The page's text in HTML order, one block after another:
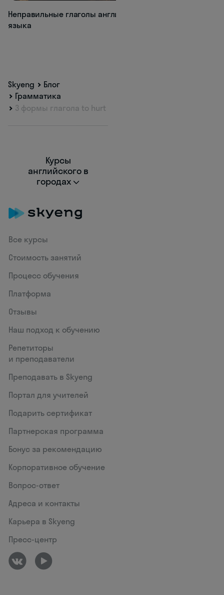
Неправильные глаголы английского
языка
Skyeng
Блог
Грамматика
3 формы глагола to hurt
Курсы
английского в
городах
Все курсы
Стоимость занятий
Процесс обучения
Платформа
Отзывы
Наш подход к обучению
Репетиторы
и преподаватели
Преподавать в Skyeng
Портал для учителей
Подарить сертификат
Партнерская программа
Бонус за рекомендацию
Корпоративное обучение
Вопрос-ответ
Адреса и контакты
Карьера в Skyeng
Пресс-центр